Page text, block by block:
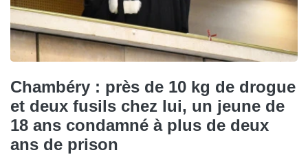
Chambéry : près de 10 kg de drogue
et deux fusils chez lui, un jeune de
18 ans condamné à plus de deux
ans de prison